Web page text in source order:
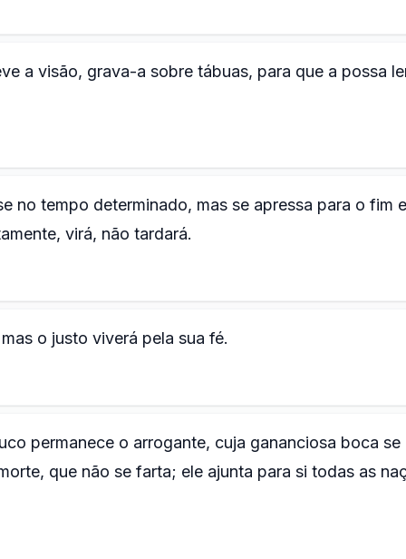
a visão, grava-a sobre tábuas, para que a possa
no tempo determinado, mas se apressa para o fim
virá, não tardará.
o justo viverá pela sua fé.
permanece o arrogante, cuja gananciosa boca se
que não se farta; ele ajunta para si todas as